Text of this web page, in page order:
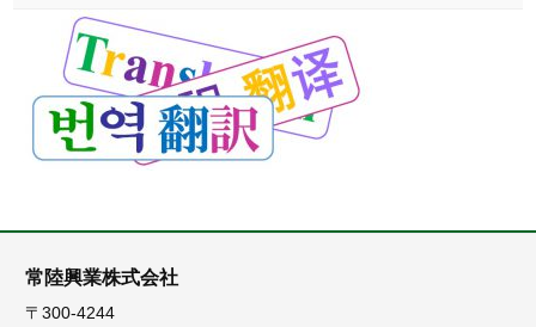
常陸興業株式会社
〒300-4244